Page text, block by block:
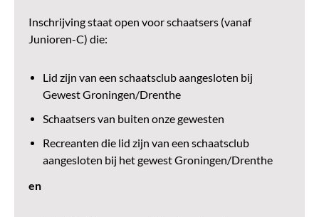
Inschrijving staat open voor schaatsers (vanaf
Junioren-C) die:
Lid zijn van een schaatsclub aangesloten bij
Gewest Groningen/Drenthe
Schaatsers van buiten onze gewesten
Recreanten die lid zijn van een schaatsclub
aangesloten bij het gewest Groningen/Drenthe
en